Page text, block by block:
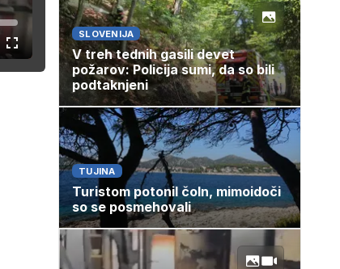
Celozaslonski
način
SLOVENIJA
V treh tednih gasili devet
požarov: Policija sumi, da so bili
podtaknjeni
TUJINA
Turistom potonil čoln, mimoidoči
so se posmehovali